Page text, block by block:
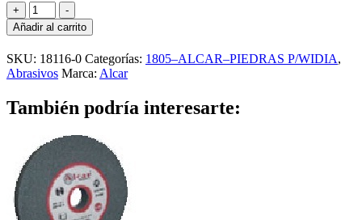
+
ALCAR-
PIEDRA
P/WIDIA
203,2
X
25,4
31,8
cantidad
-
Añadir al carrito
SKU: 18116-0 Categorías: 1805–ALCAR–PIEDRAS P/WIDIA,
Abrasivos Marca: Alcar
También podría interesarte: